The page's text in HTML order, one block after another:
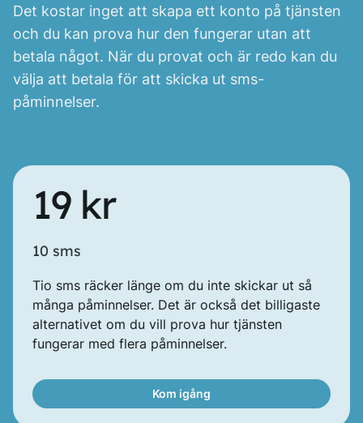
Det kostar inget att skapa ett konto på tjänsten
och du kan prova hur den fungerar utan att
betala något. När du provat och är redo kan du
välja att betala för att skicka ut sms-
påminnelser.
19 kr
10 sms
Tio sms räcker länge om du inte skickar ut så
många påminnelser. Det är också det billigaste
alternativet om du vill prova hur tjänsten
fungerar med flera påminnelser.
Kom igång